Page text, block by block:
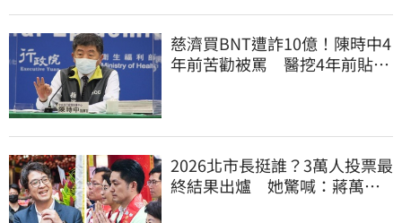
慈濟買BNT遭詐10億！陳時中4
年前苦勸被罵 醫挖4年前貼
2026北市長挺誰？3萬人投票最
終結果出爐 她驚喊：蔣萬安